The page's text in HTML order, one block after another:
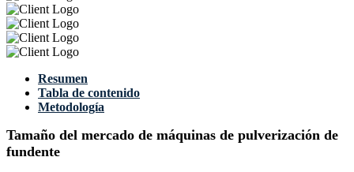
Resumen
Tabla de contenido
Metodología
Tamaño del mercado de máquinas de pulverización de
fundente